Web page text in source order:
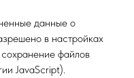
данные о
в настройках
файлов
JavaScript).